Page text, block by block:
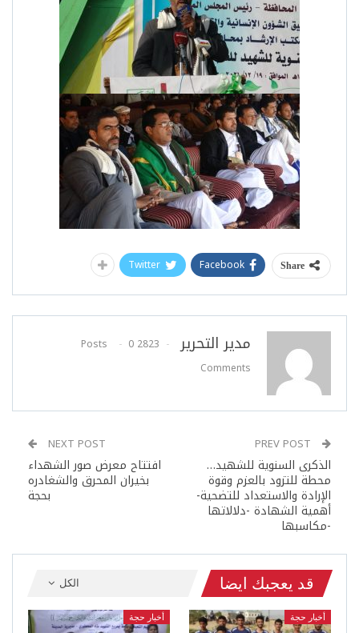
Share
Facebook
Twitter
مدير التحرير 2823 Posts
0
Comments
الذكرى السنوية للشهيد…
محطة للتزود بالعزم وقوة
الإرادة والاستعداد للتضحية-
أهمية الشهادة -دلالاتها
-مكاسبها
NEXT POST
افتتاح معرض صور الشهداء
بخيران المحرق والشغادره
بحجة
الكل قد يعجبك ايضا
أخبار حجة أخبار حجة